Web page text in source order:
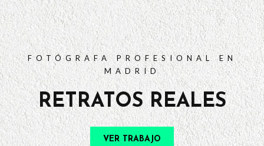
CONTACTO
FOTÓGRAFA PROFESIONAL EN
MADRID
RETRATOS REALES
VER TRABAJO